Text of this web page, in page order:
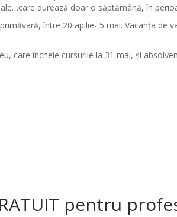
durează doar o săptămână, în
între 20 apilie- 5 mai. Vacanța de
care încheie cursurile la 31 mai, și
pentru